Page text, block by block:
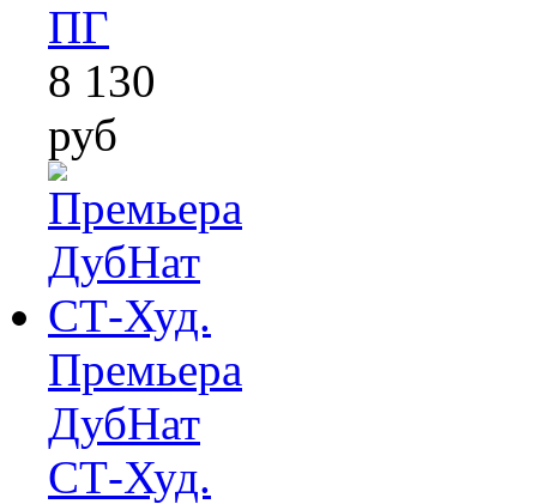
ПГ
8 130
руб
Премьера
ДубНат
СТ-Худ.